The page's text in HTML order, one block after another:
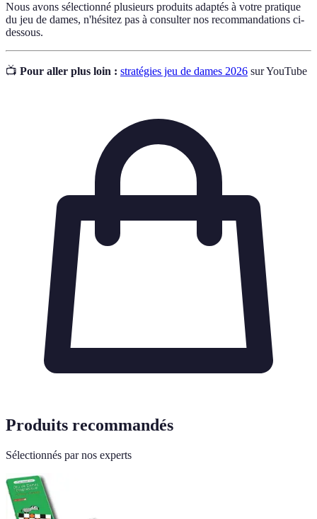
Nous avons sélectionné plusieurs produits adaptés à votre pratique
du jeu de dames, n'hésitez pas à consulter nos recommandations ci-
dessous.
📺 Pour aller plus loin : stratégies jeu de dames 2026 sur YouTube
Produits recommandés
Sélectionnés par nos experts